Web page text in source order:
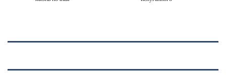
папа нырнул и